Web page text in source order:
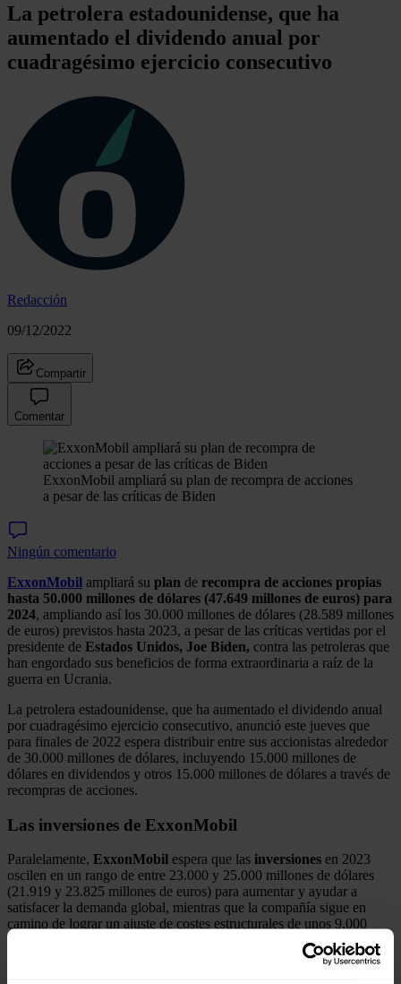
La petrolera estadounidense, que ha
aumentado el dividendo anual por
cuadragésimo ejercicio consecutivo
Redacción
09/12/2022
Compartir
Comentar
ExxonMobil ampliará su plan de recompra de acciones
a pesar de las críticas de Biden
Ningún comentario
ExxonMobil ampliará su plan de recompra de acciones propias
hasta 50.000 millones de dólares (47.649 millones de euros) para
2024, ampliando así los 30.000 millones de dólares (28.589 millones
de euros) previstos hasta 2023, a pesar de las críticas vertidas por el
presidente de Estados Unidos, Joe Biden, contra las petroleras que
han engordado sus beneficios de forma extraordinaria a raíz de la
guerra en Ucrania.
La petrolera estadounidense, que ha aumentado el dividendo anual
por cuadragésimo ejercicio consecutivo, anunció este jueves que
para finales de 2022 espera distribuir entre sus accionistas alrededor
de 30.000 millones de dólares, incluyendo 15.000 millones de
dólares en dividendos y otros 15.000 millones de dólares a través de
recompras de acciones.
Las inversiones de ExxonMobil
Paralelamente, ExxonMobil espera que las inversiones en 2023
oscilen en un rango de entre 23.000 y 25.000 millones de dólares
(21.919 y 23.825 millones de euros) para aumentar y ayudar a
satisfacer la demanda global, mientras que la compañía sigue en
camino de lograr un ajuste de costes estructurales de unos 9.000
millones de dólares (8.577 millones de euros) en comparación con